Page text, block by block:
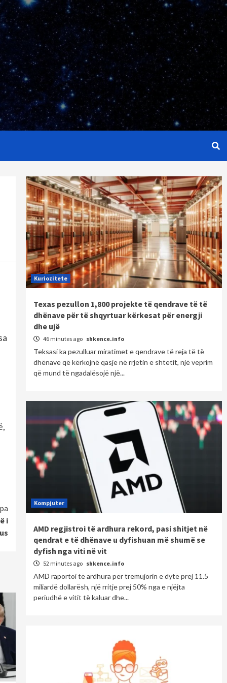
i
Kuriozitete
Texas pezullon 1,800 projekte të qendrave të të
dhënave për të shqyrtuar kërkesat për energji
dhe ujë
46 minutes ago shkence.info
Teksasi ka pezulluar miratimet e qendrave të reja të të
dhënave që kërkojnë qasje në rrjetin e shtetit, një veprim
që mund të ngadalësojë një...
Kompjuter
AMD regjistroi të ardhura rekord, pasi shitjet në
qendrat e të dhënave u dyfishuan më shumë se
dyfish nga viti në vit
52 minutes ago shkence.info
AMD raportoi të ardhura për tremujorin e dytë prej 11.5
miliardë dollarësh, një rritje prej 50% nga e njëjta
periudhë e vitit të kaluar dhe...